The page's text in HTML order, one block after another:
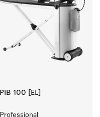
PIB 100 [EL]
Professional